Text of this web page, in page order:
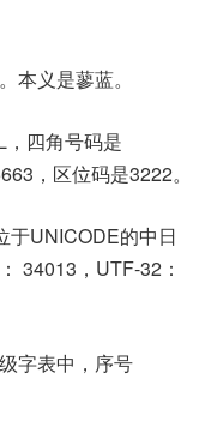
本义是蓼蓝。
，四角号码是
，区位码是3222。
于UNICODE的中日
34013，UTF-32：
字表中，序号